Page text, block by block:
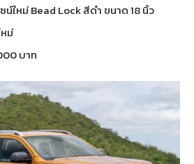
ใหม่ Bead Lock สีดำ ขนาด 18 นิ้ว
ม่
บาท